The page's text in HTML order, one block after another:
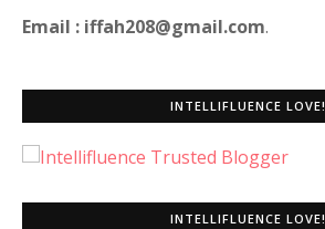
Email : iffah208@gmail.com.
INTELLIFLUENCE LOVE!
INTELLIFLUENCE LOVE!